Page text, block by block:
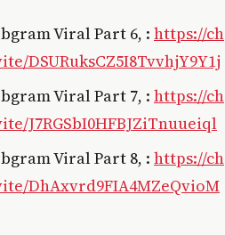
Viral Part 6, : https://ch
DSURuksCZ5I8TvvhjY9Y1j
Viral Part 7, : https://ch
J7RGSbI0HFBJZiTnuueiql
Viral Part 8, : https://ch
DhAxvrd9FIA4MZeQvioM